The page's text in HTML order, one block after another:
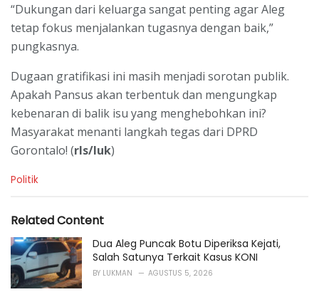
“Dukungan dari keluarga sangat penting agar Aleg
tetap fokus menjalankan tugasnya dengan baik,”
pungkasnya.
Dugaan gratifikasi ini masih menjadi sorotan publik.
Apakah Pansus akan terbentuk dan mengungkap
kebenaran di balik isu yang menghebohkan ini?
Masyarakat menanti langkah tegas dari DPRD
Gorontalo! (rls/luk)
C
e
o
r
i
e
Politik
Related Content
Dua Aleg Puncak Botu Diperiksa Kejati,
Salah Satunya Terkait Kasus KONI
BY LUKMAN AGUSTUS 5, 2026